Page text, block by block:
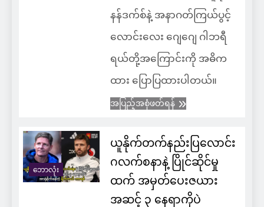
နန်ဒက်စ်နဲ့ အနာဂတ်ကြယ်ပွင့်
လောင်းလေး ဂျေဂျေ ဂါဘရီ
ရယ်တို့အကြောင်းကို အဓိက
ထား ပြောပြထားပါတယ်။
အပြည့်အစုံဖတ်ရန်
ဘောလုံး
ယူနိုက်တက်နည်းပြလောင်း
ဂလက်စနာနဲ့ ပြိုင်ဆိုင်မှု
ထက် အမှတ်ပေးဇယား
အဆင့် ၃ နေရာကိုပဲ